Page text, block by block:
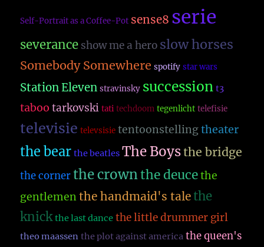
Self-Portrait as a Coffee-Pot sense8 serie
severance show me a hero slow horses
Somebody Somewhere spotify star wars
Station Eleven stravinsky succession t3
taboo tarkovski tati techdoom tegenlicht telefisie
televisie televsisie tentoonstelling theater
the bear the beatles The Boysthe bridge
the corner the crownthe deuce the
gentlemen the handmaid's tale the
knick the last dance the little drummer girl
theo maassen the plot against america the queen's